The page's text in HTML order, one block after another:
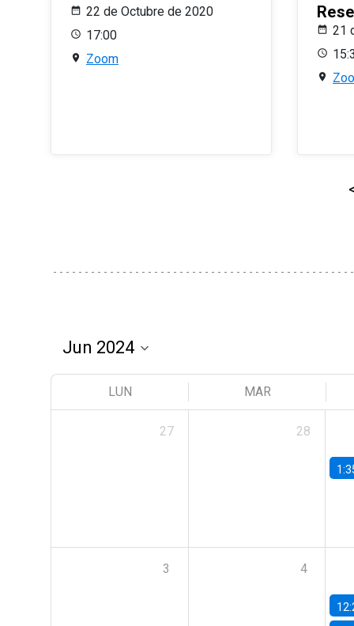
22 de Octubre de 2020
17:00
Zoom
21
LUN MAR
27 28
3 4